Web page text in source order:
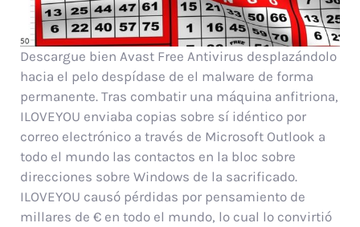
Descargue bien Avast Free Antivirus desplazándolo
hacia el pelo despídase de el malware de forma
permanente. Tras combatir una máquina anfitriona,
ILOVEYOU enviaba copias sobre sí idéntico por
correo electrónico a través de Microsoft Outlook a
todo el mundo las contactos en la bloc sobre
direcciones sobre Windows de la sacrificado.
ILOVEYOU causó pérdidas por pensamiento de
millares de € en todo el mundo, lo cual lo convirtió